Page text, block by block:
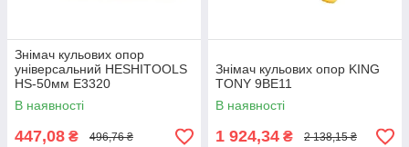
Знімач кульових опор
універсальний HESHITOOLS
HS-50мм E3320
В наявності
447,08 ₴ 496,76 ₴
Знімач кульових опор KING
TONY 9BE11
В наявності
1 924,34 ₴ 2 138,15 ₴